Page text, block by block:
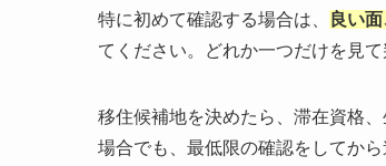
特に初めて確認する場合は、 良い
てください。どれか一つだけを見
移住候補地を決めたら、滞在資格
場合でも、最低限の確認をしてか